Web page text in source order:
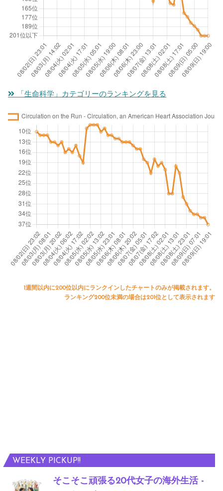
WEEKLY PICKUP!!
そこそこ頑張る20代女子の海外生活 -
「生命科学」カテゴリーのランキングを見る
1週間以内に200位以内にランクインしたチャートのみが掲載されます。
ランキング200位未満の場合は201位として表示されます